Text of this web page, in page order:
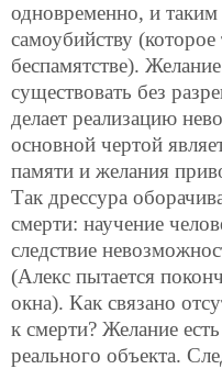
одновременно, и
самоубийству
беспамятстве).
существовать без
делает реализацию
основной чертой
памяти и желания
Так дрессура
смерти: научение
следствие
(Алекс пытается
окна). Как связано
к смерти? Желание
реального объекта.